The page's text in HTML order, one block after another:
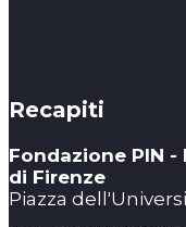
Recapiti
Fondazione PIN -
di Firenze
Piazza